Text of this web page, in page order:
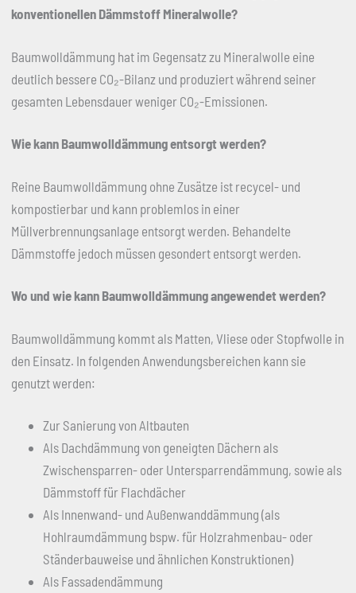
konventionellen Dämmstoff Mineralwolle?
Baumwolldämmung hat im Gegensatz zu Mineralwolle eine
deutlich bessere CO₂-Bilanz und produziert während seiner
gesamten Lebensdauer weniger CO₂-Emissionen.
Wie kann Baumwolldämmung entsorgt werden?
Reine Baumwolldämmung ohne Zusätze ist recycel- und
kompostierbar und kann problemlos in einer
Müllverbrennungsanlage entsorgt werden. Behandelte
Dämmstoffe jedoch müssen gesondert entsorgt werden.
Wo und wie kann Baumwolldämmung angewendet werden?
Baumwolldämmung kommt als Matten, Vliese oder Stopfwolle in
den Einsatz. In folgenden Anwendungsbereichen kann sie
genutzt werden:
Zur Sanierung von Altbauten
Als Dachdämmung von geneigten Dächern als
Zwischensparren- oder Untersparrendämmung, sowie als
Dämmstoff für Flachdächer
Als Innenwand- und Außenwanddämmung (als
Hohlraumdämmung bspw. für Holzrahmenbau- oder
Ständerbauweise und ähnlichen Konstruktionen)
Als Fassadendämmung